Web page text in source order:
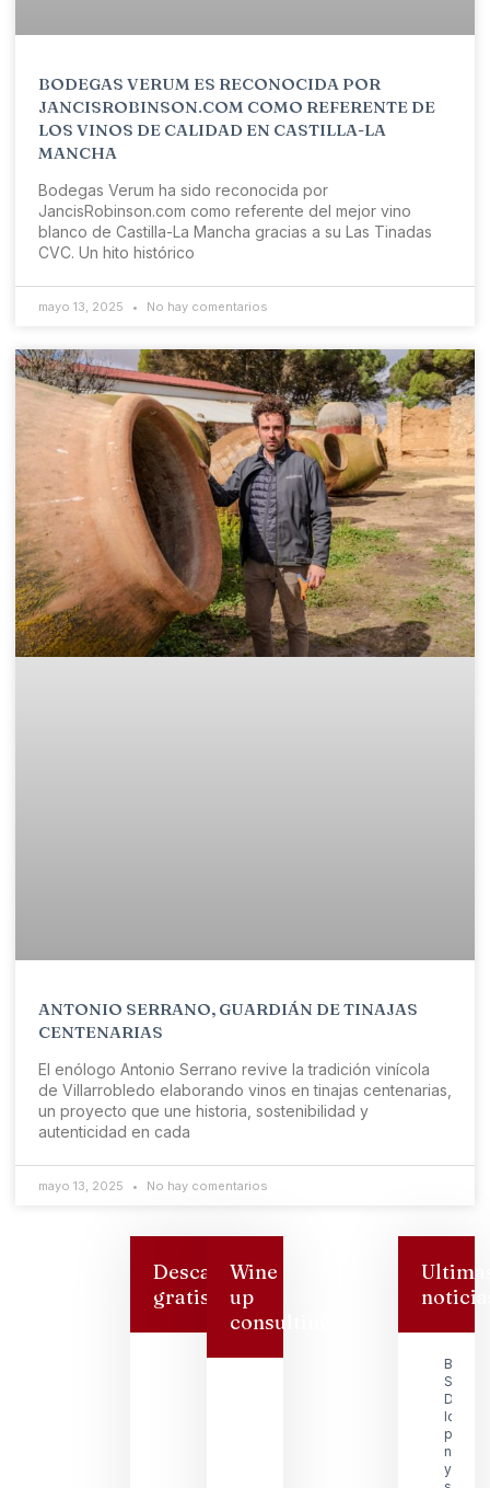
BODEGAS VERUM ES RECONOCIDA POR
JANCISROBINSON.COM COMO REFERENTE DE
LOS VINOS DE CALIDAD EN CASTILLA-LA
MANCHA
Bodegas Verum ha sido reconocida por
JancisRobinson.com como referente del mejor vino
blanco de Castilla-La Mancha gracias a su Las Tinadas
CVC. Un hito histórico
mayo 13, 2025 No hay comentarios
ANTONIO SERRANO, GUARDIÁN DE TINAJAS
CENTENARIAS
El enólogo Antonio Serrano revive la tradición vinícola
de Villarrobledo elaborando vinos en tinajas centenarias,
un proyecto que une historia, sostenibilidad y
autenticidad en cada
mayo 13, 2025 No hay comentarios
Descarga
gratis
Wine
up
consulting
San
logra
y